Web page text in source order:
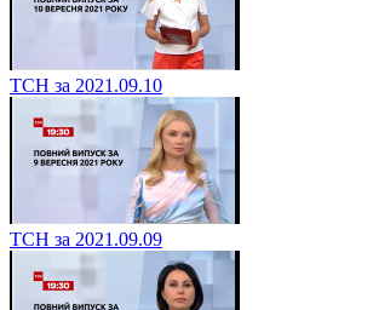
ТСН за 2021.09.10
ТСН за 2021.09.09